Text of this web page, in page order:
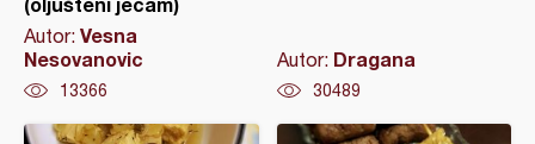
Autor: Vesna
Nesovanovic
13366
Autor: Dragana
30489